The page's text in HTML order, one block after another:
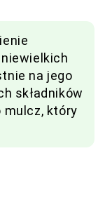
na jego
składników
mulcz, który